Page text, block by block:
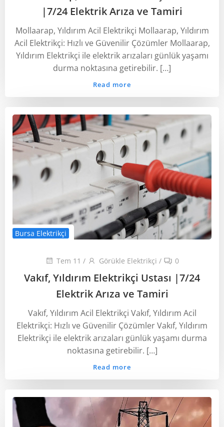
‎|7/24 Elektrik Arıza ve Tamiri
Mollaarap, Yıldırım Acil Elektrikçi Mollaarap, Yıldırım
Acil Elektrikçi: Hızlı ve Güvenilir Çözümler Mollaarap,
Yıldırım Elektrikçi ile elektrik arızaları günlük yaşamı
durma noktasına getirebilir. […]
Read more
Bursa Elektrikçi
Tem 11 / Görükle Elektrikçi / 0
Vakıf, Yıldırım Elektrikçi Ustası ‎|7/24
Elektrik Arıza ve Tamiri
Vakıf, Yıldırım Acil Elektrikçi Vakıf, Yıldırım Acil
Elektrikçi: Hızlı ve Güvenilir Çözümler Vakıf, Yıldırım
Elektrikçi ile elektrik arızaları günlük yaşamı durma
noktasına getirebilir. […]
Read more